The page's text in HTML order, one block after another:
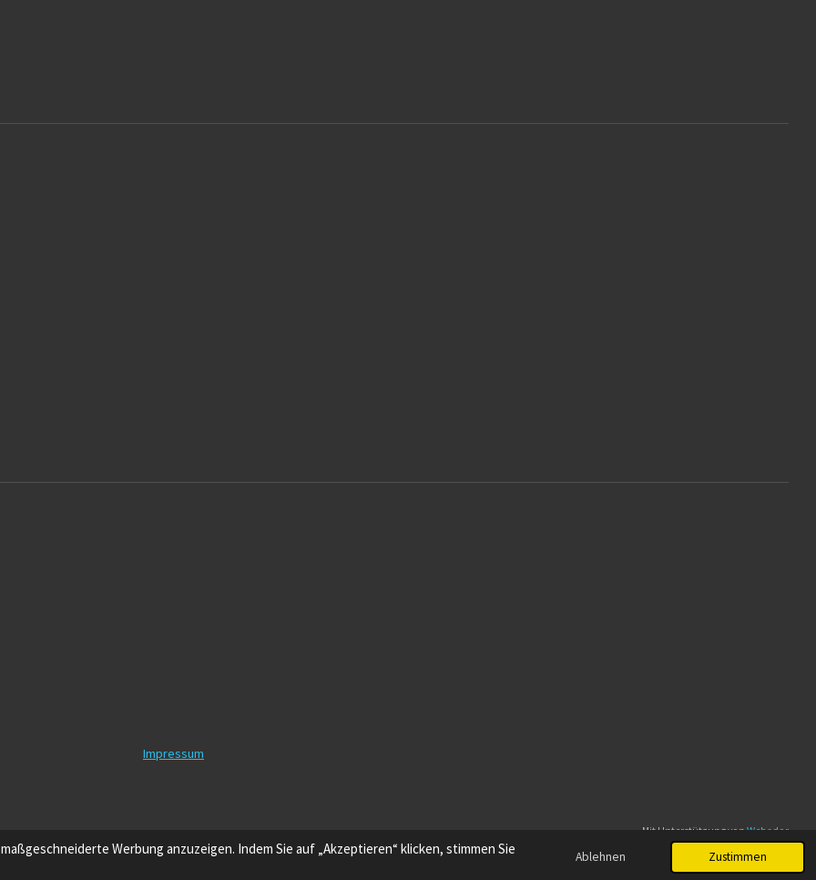
Werbung anzuzeigen. Indem Sie auf „Akzeptieren“ klicken, stimmen Sie
Ablehnen Zustimmen
Impressum
Mit Unterstützung von Webador